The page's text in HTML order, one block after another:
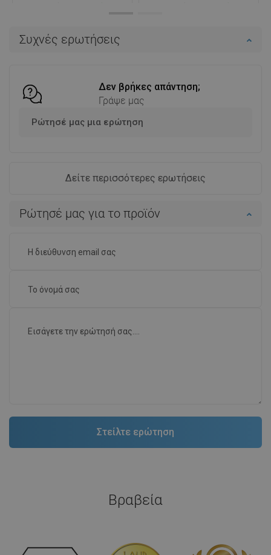
Συχνές ερωτήσεις
Δεν βρήκες απάντηση;
Γράψε μας
Ρώτησέ μας μια ερώτηση
Δείτε περισσότερες ερωτήσεις
Ρώτησέ μας για το προϊόν
Βραβεία